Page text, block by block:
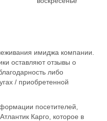
имиджа компании.
оставляют отзывы о
либо
/ приобретенной
посетителей,
Карго, которое в